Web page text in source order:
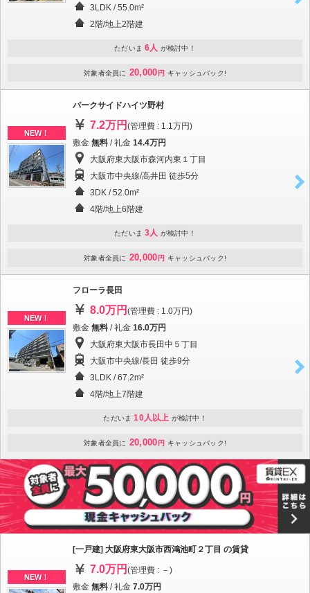
3LDK / 55.0m²
2階/地上2階建
ただいま 6人 が検討中！
対象者全員に 20,000 円 キャッシュバック!
NEW！
パークサイドハイツ野村
7.2万円 (管理費 : 1.1万円)
敷金 無料 / 礼金 14.4万円
大阪府東大阪市森河内東１丁目
大阪市中央線/高井田 徒歩5分
3DK / 52.0m²
4階/地上6階建
ただいま 3人 が検討中！
対象者全員に 20,000 円 キャッシュバック!
NEW！
フローラ長田
8.0万円 (管理費 : 1.0万円)
敷金 無料 / 礼金 16.0万円
大阪府東大阪市長田中５丁目
大阪市中央線/長田 徒歩9分
3LDK / 67.2m²
4階/地上7階建
ただいま 10人以上 が検討中！
対象者全員に 20,000 円 キャッシュバック!
NEW！
[一戸建] 大阪府東大阪市西鴻池町２丁目 の賃貸
7.0万円 (管理費 : －)
敷金 無料 / 礼金 7.0万円